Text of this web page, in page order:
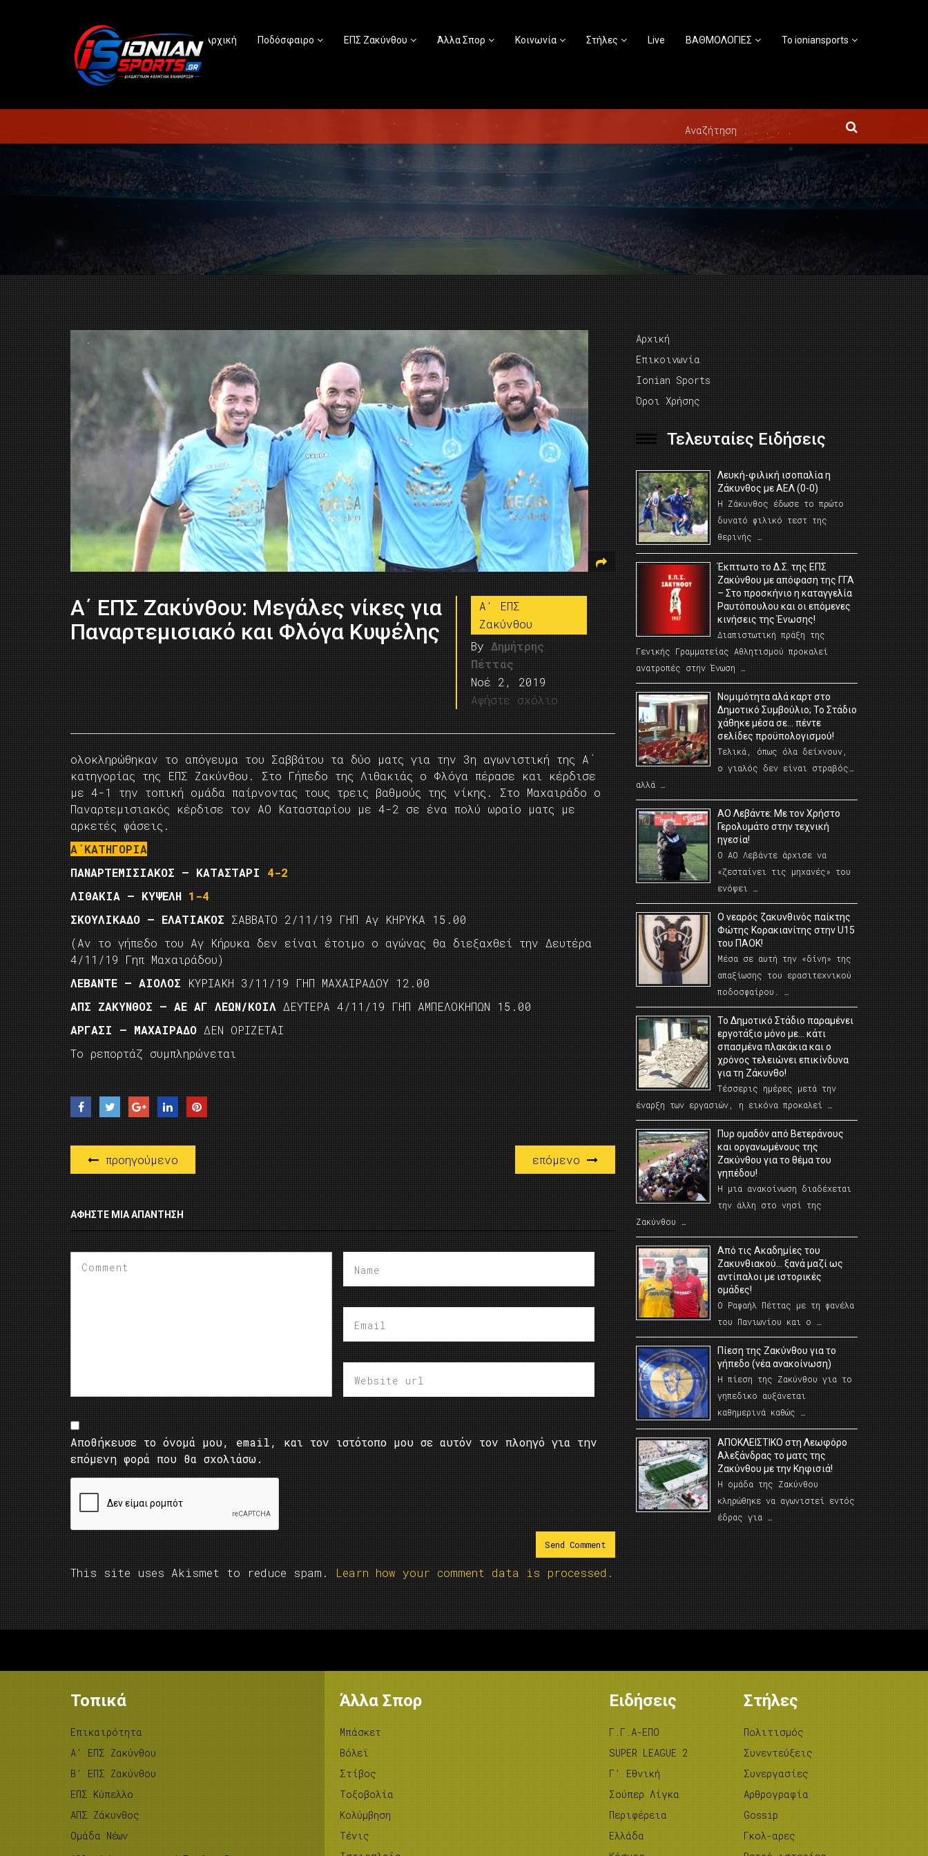
Αρχική Ποδόσφαιρο ΕΠΣ Ζακύνθου Άλλα Σπορ Κοινωνία Στήλες Live ΒΑΘΜΟΛΟΓΙΕΣ Το ioniansports
Α΄ ΕΠΣ Ζακύνθου: Mεγάλες νίκες για
Παναρτεμισιακό και Φλόγα Κυψέλης
A' ΕΠΣ
Ζακύνθου
By Δημήτρης
Πέττας
Νοέ 2, 2019
Αφήστε σχόλιο
ολοκληρώθηκαν το απόγευμα του Σαββάτου τα δύο ματς για την 3η αγωνιστική της Α΄
κατηγορίας της ΕΠΣ Ζακύνθου. Στο Γήπεδο της Λιθακιάς ο Φλόγα πέρασε και κέρδισε
με 4-1 την τοπική ομάδα παίρνοντας τους τρεις βαθμούς της νίκης. Στο Μαχαιράδο ο
Παναρτεμισιακός κέρδισε τον ΑΟ Κατασταρίου με 4-2 σε ένα πολύ ωραίο ματς με
αρκετές φάσεις.
Α΄ΚΑΤΗΓΟΡΙΑ
ΠΑΝΑΡΤΕΜΙΣΙΑΚΟΣ – ΚΑΤΑΣΤΑΡΙ 4-2
ΛΙΘΑΚΙΑ – ΚΥΨΕΛΗ 1-4
ΣΚΟΥΛΙΚΑΔΟ – ΕΛΑΤΙΑΚΟΣ ΣΑΒΒΑΤΟ 2/11/19 ΓΗΠ Αγ ΚΗΡΥΚΑ 15.00
(Αν το γήπεδο του Αγ Κήρυκα δεν είναι έτοιμο ο αγώνας θα διεξαχθεί την Δευτέρα
4/11/19 Γηπ Μαχαιράδου)
ΛΕΒΑΝΤΕ – ΑΙΟΛΟΣ ΚΥΡΙΑΚΗ 3/11/19 ΓΗΠ ΜΑΧΑΙΡΑΔΟΥ 12.00
ΑΠΣ ΖΑΚΥΝΘΟΣ – ΑΕ ΑΓ ΛΕΩΝ/ΚΟΙΛ ΔΕΥΤΕΡΑ 4/11/19 ΓΗΠ ΑΜΠΕΛΟΚΗΠΩΝ 15.00
ΑΡΓΑΣΙ – ΜΑΧΑΙΡΑΔΟ ΔΕΝ ΟΡΙΖΕΤΑΙ
Το ρεπορτάζ συμπληρώνεται
προηγούμενο επόμενο
ΑΦΉΣΤΕ ΜΙΑ ΑΠΆΝΤΗΣΗ
Αποθήκευσε το όνομά μου, email, και τον ιστότοπο μου σε αυτόν τον πλοηγό για την
επόμενη φορά που θα σχολιάσω.
This site uses Akismet to reduce spam. Learn how your comment data is processed.
Αρχική
Επικοινωνία
Ionian Sports
Όροι Χρήσης
Τελευταίες Ειδήσεις
Λευκή-φιλική ισοπαλία η
Ζάκυνθος με ΑΕΛ (0-0)
Η Ζάκυνθος έδωσε το πρώτο
δυνατό φιλικό τεστ της
θερινής …
Έκπτωτο το Δ.Σ. της ΕΠΣ
Ζακύνθου με απόφαση της ΓΓΑ
– Στο προσκήνιο η καταγγελία
Ραυτόπουλου και οι επόμενες
κινήσεις της Ένωσης!
Διαπιστωτική πράξη της
Γενικής Γραμματείας Αθλητισμού προκαλεί
ανατροπές στην Ένωση …
Νομιμότητα αλά καρτ στο
Δημοτικό Συμβούλιο; Το Στάδιο
χάθηκε μέσα σε… πέντε
σελίδες προϋπολογισμού!
Τελικά, όπως όλα δείχνουν,
ο γιαλός δεν είναι στραβός…
αλλά …
ΑΟ Λεβάντε: Με τον Χρήστο
Γερολυμάτο στην τεχνική
ηγεσία!
Ο ΑΟ Λεβάντε άρχισε να
«ζεσταίνει τις μηχανές» του
ενόψει …
O νεαρός ζακυνθινός παίκτης
Φώτης Κορακιανίτης στην U15
του ΠΑΟΚ!
Μέσα σε αυτή την «δίνη» της
απαξίωσης του ερασιτεχνικού
ποδοσφαίρου. …
Το Δημοτικό Στάδιο παραμένει
εργοτάξιο μόνο με… κάτι
σπασμένα πλακάκια και ο
χρόνος τελειώνει επικίνδυνα
για τη Ζάκυνθο!
Τέσσερις ημέρες μετά την
έναρξη των εργασιών, η εικόνα προκαλεί …
Πυρ ομαδόν από Βετεράνους
και οργανωμένους της
Ζακύνθου για το θέμα του
γηπέδου!
Η μια ανακοίνωση διαδέχεται
την άλλη στο νησί της
Ζακύνθου …
Από τις Ακαδημίες του
Ζακυνθιακού… ξανά μαζί ως
αντίπαλοι με ιστορικές
ομάδες!
Ο Ραφαήλ Πέττας με τη φανέλα
του Πανιωνίου και ο …
Πίεση της Ζακύνθου για το
γήπεδο (νέα ανακοίνωση)
Η πίεση της Ζακύνθου για το
γηπεδικο αυξάνεται
καθημερινά καθώς …
AΠΟΚΛΕΙΣΤΙΚΟ στη Λεωφόρο
Αλεξάνδρας το ματς της
Ζακύνθου με την Κηφισιά!
Η ομάδα της Ζακύνθου
κληρώθηκε να αγωνιστεί εντός
έδρας για …
Τοπικά
Επικαιρότητα
A’ ΕΠΣ Ζακύνθου
B’ ΕΠΣ Ζακύνθου
ΕΠΣ Κύπελλο
ΑΠΣ Ζάκυνθος
Ομάδα Νέων
Άλλα Σπορ
Μπάσκετ
Βόλεϊ
Στίβος
Tοξοβολία
Κολύμβηση
Τένις
Ειδήσεις
Γ.Γ.Α-ΕΠΟ
SUPER LEAGUE 2
Γ’ Εθνική
Σούπερ Λίγκα
Περιφέρεια
Ελλάδα
Στήλες
Πολιτισμός
Συνεντεύξεις
Συνεργασίες
Αρθρογραφία
Gossip
Γκολ-αρες